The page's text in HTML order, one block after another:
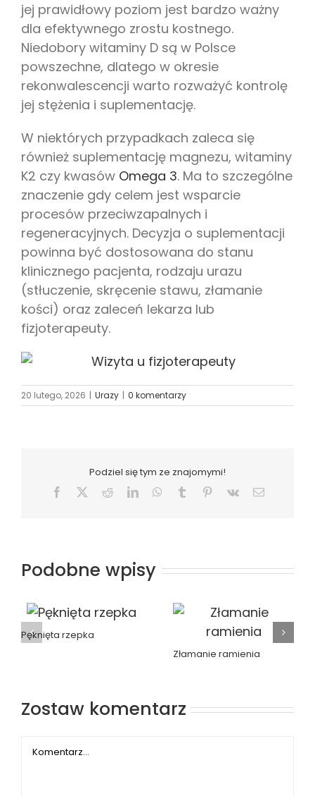
jej prawidłowy poziom jest bardzo ważny
dla efektywnego zrostu kostnego.
Niedobory witaminy D są w Polsce
powszechne, dlatego w okresie
rekonwalescencji warto rozważyć kontrolę
jej stężenia i suplementację.
W niektórych przypadkach zaleca się
również suplementację magnezu, witaminy
K2 czy kwasów Omega 3. Ma to szczególne
znaczenie gdy celem jest wsparcie
procesów przeciwzapalnych i
regeneracyjnych. Decyzja o suplementacji
powinna być dostosowana do stanu
klinicznego pacjenta, rodzaju urazu
(stłuczenie, skręcenie stawu, złamanie
kości) oraz zaleceń lekarza lub
fizjoterapeuty.
20 lutego, 2026 | Urazy | 0 komentarzy
Podziel się tym ze znajomymi!
Facebook RedditLinkedInWhatsApp
Tumblr Pinterest
Vk Email
Podobne wpisy
Pęknięta rzepka
Złamanie ramienia
Zostaw komentarz
Comment